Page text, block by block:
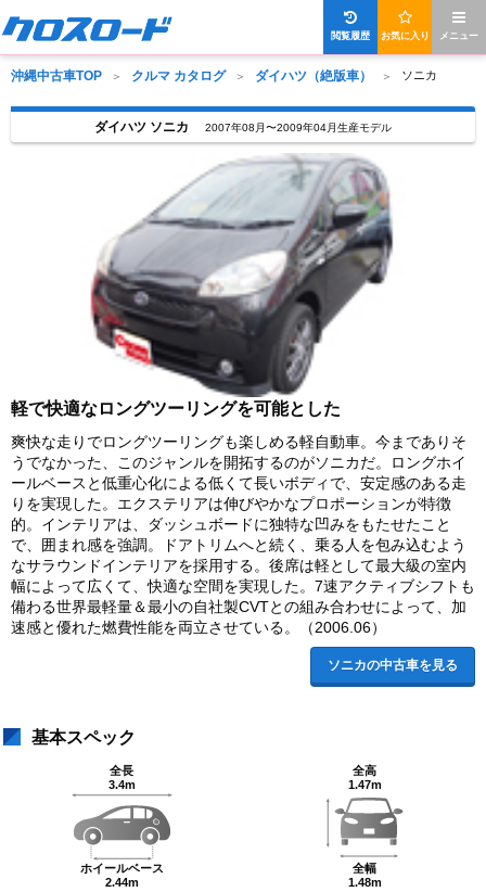
メニュー
お気に入り
閲覧履歴
沖縄中古車TOP クルマ カタログ ダイハツ（絶版車） ソニカ
ダイハツ ソニカ 2007年08月〜2009年04月生産モデル
軽で快適なロングツーリングを可能とした
爽快な走りでロングツーリングも楽しめる軽自動車。今までありそ
うでなかった、このジャンルを開拓するのがソニカだ。ロングホイ
ールベースと低重心化による低くて長いボディで、安定感のある走
りを実現した。エクステリアは伸びやかなプロポーションが特徴
的。インテリアは、ダッシュボードに独特な凹みをもたせたこと
で、囲まれ感を強調。ドアトリムへと続く、乗る人を包み込むよう
なサラウンドインテリアを採用する。後席は軽として最大級の室内
幅によって広くて、快適な空間を実現した。7速アクティブシフトも
備わる世界最軽量＆最小の自社製CVTとの組み合わせによって、加
速感と優れた燃費性能を両立させている。（2006.06）
ソニカの中古車を見る
基本スペック
全長
3.4m
ホイールベース
2.44m
全高
1.47m
全幅
1.48m